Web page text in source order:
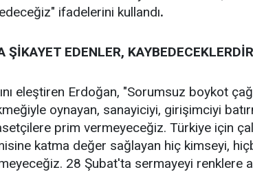
ifadelerini kullandı.
ŞİKAYET EDENLER,
eleştiren Erdoğan, "Sorumsuz boykot
oynayan, sanayiciyi, girişimciyi
prim vermeyeceğiz. Türkiye için
katma değer sağlayan hiç kimseyi,
28 Şubat'ta sermayeyi renklere